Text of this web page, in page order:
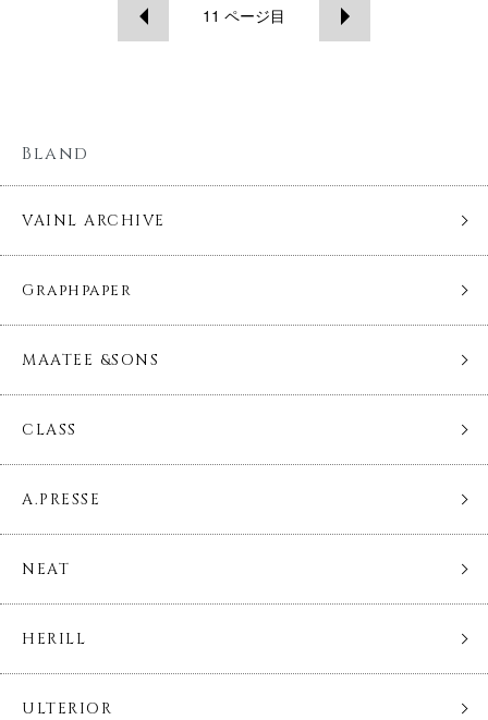
11 ページ目
Bland
VAINL ARCHIVE
Graphpaper
MAATEE &SONS
CLASS
A.PRESSE
NEAT
HERILL
ULTERIOR